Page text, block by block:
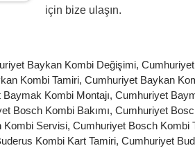
için bize ulaşın.
Baykan Kombi Değişimi,
Kombi Tamiri, Cumhuriyet Baykan
Kombi Montajı, Cumhuriyet
Bosch Kombi Bakımı, Cumhuriyet
Kombi Servisi, Cumhuriyet Bosch Kombi
Kombi Kart Tamiri, Cumhuriyet